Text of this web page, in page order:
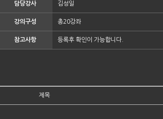
담당강사 김성일
강의구성 총20강좌
참고사항 등록후 확인이 가능합니다.
제목